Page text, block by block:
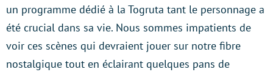
un programme dédié à la Togruta tant le personnage a
été crucial dans sa vie. Nous sommes impatients de
voir ces scènes qui devraient jouer sur notre fibre
nostalgique tout en éclairant quelques pans de